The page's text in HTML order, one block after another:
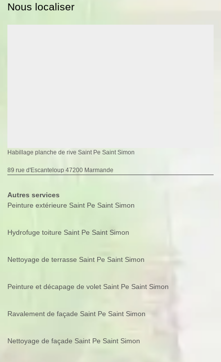
Nous localiser
Habillage planche de rive Saint Pe Saint Simon
89 rue d'Escanteloup 47200 Marmande
Autres services
Peinture extérieure Saint Pe Saint Simon
Hydrofuge toiture Saint Pe Saint Simon
Nettoyage de terrasse Saint Pe Saint Simon
Peinture et décapage de volet Saint Pe Saint Simon
Ravalement de façade Saint Pe Saint Simon
Nettoyage de façade Saint Pe Saint Simon